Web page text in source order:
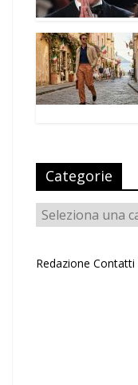
Categorie
Categorie
Redazione Contatti